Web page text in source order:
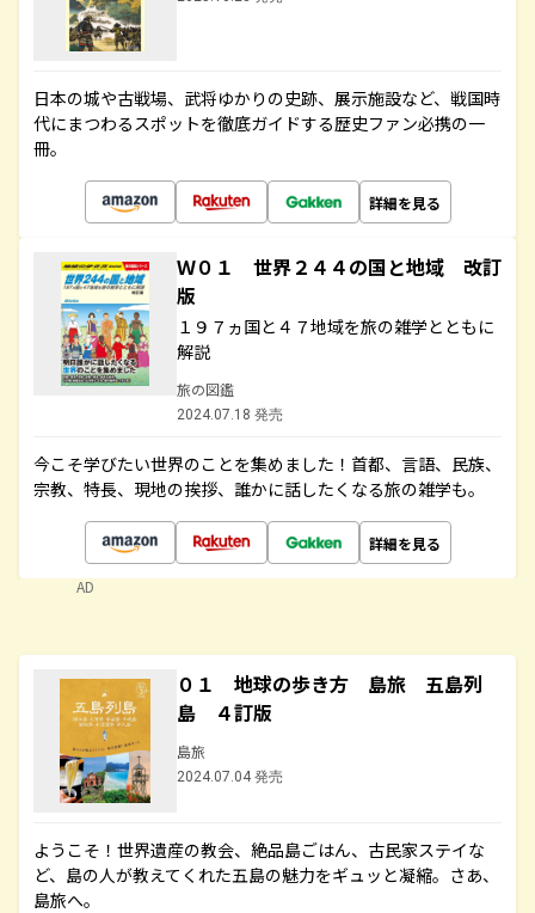
日本の城や古戦場、武将ゆかりの史跡、展示施設など、戦国時
代にまつわるスポットを徹底ガイドする歴史ファン必携の一
冊。
詳細を見る
Ｗ０１ 世界２４４の国と地域 改訂
版
１９７ヵ国と４７地域を旅の雑学とともに
解説
旅の図鑑
2024.07.18 発売
今こそ学びたい世界のことを集めました！首都、言語、民族、
宗教、特長、現地の挨拶、誰かに話したくなる旅の雑学も。
詳細を見る
AD
０１ 地球の歩き方 島旅 五島列
島 ４訂版
島旅
2024.07.04 発売
ようこそ！世界遺産の教会、絶品島ごはん、古民家ステイな
ど、島の人が教えてくれた五島の魅力をギュッと凝縮。さあ、
島旅へ。